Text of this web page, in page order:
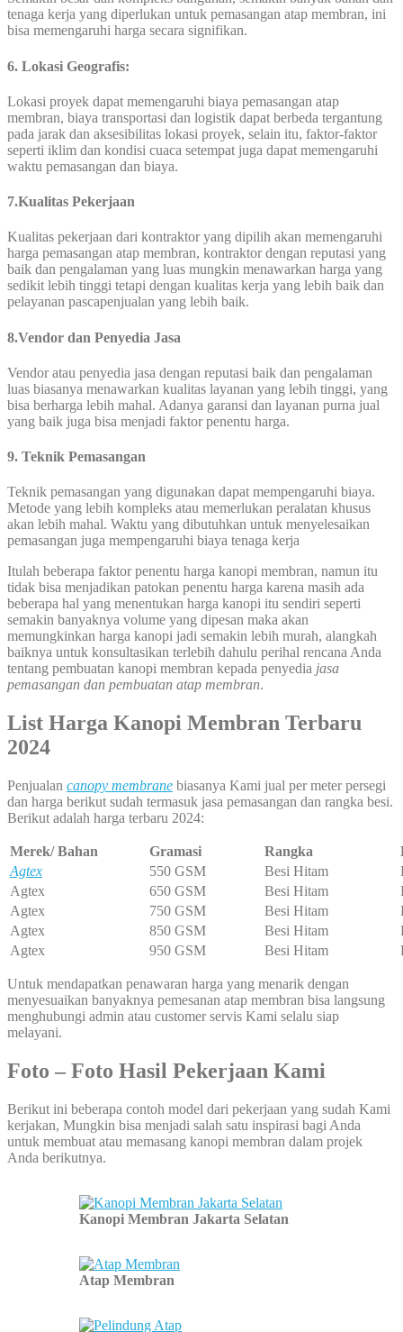
tenaga kerja yang diperlukan untuk pemasangan atap membran, ini
bisa memengaruhi harga secara signifikan.
6. Lokasi Geografis:
Lokasi proyek dapat memengaruhi biaya pemasangan atap
membran, biaya transportasi dan logistik dapat berbeda tergantung
pada jarak dan aksesibilitas lokasi proyek, selain itu, faktor-faktor
seperti iklim dan kondisi cuaca setempat juga dapat memengaruhi
waktu pemasangan dan biaya.
7.Kualitas Pekerjaan
Kualitas pekerjaan dari kontraktor yang dipilih akan memengaruhi
harga pemasangan atap membran, kontraktor dengan reputasi yang
baik dan pengalaman yang luas mungkin menawarkan harga yang
sedikit lebih tinggi tetapi dengan kualitas kerja yang lebih baik dan
pelayanan pascapenjualan yang lebih baik.
8.Vendor dan Penyedia Jasa
Vendor atau penyedia jasa dengan reputasi baik dan pengalaman
luas biasanya menawarkan kualitas layanan yang lebih tinggi, yang
bisa berharga lebih mahal. Adanya garansi dan layanan purna jual
yang baik juga bisa menjadi faktor penentu harga.
9. Teknik Pemasangan
Teknik pemasangan yang digunakan dapat mempengaruhi biaya.
Metode yang lebih kompleks atau memerlukan peralatan khusus
akan lebih mahal. Waktu yang dibutuhkan untuk menyelesaikan
pemasangan juga mempengaruhi biaya tenaga kerja
Itulah beberapa faktor penentu harga kanopi membran, namun itu
tidak bisa menjadikan patokan penentu harga karena masih ada
beberapa hal yang menentukan harga kanopi itu sendiri seperti
semakin banyaknya volume yang dipesan maka akan
memungkinkan harga kanopi jadi semakin lebih murah, alangkah
baiknya untuk konsultasikan terlebih dahulu perihal rencana Anda
tentang pembuatan kanopi membran kepada penyedia jasa
pemasangan dan pembuatan atap membran.
List Harga Kanopi Membran Terbaru
2024
Penjualan canopy membrane biasanya Kami jual per meter persegi
dan harga berikut sudah termasuk jasa pemasangan dan rangka besi.
Berikut adalah harga terbaru 2024:
Merek/ Bahan Gramasi Rangka
Agtex
550 GSM Besi Hitam
Agtex
650 GSM Besi Hitam
Agtex
750 GSM Besi Hitam
Agtex
850 GSM Besi Hitam
Agtex
950 GSM Besi Hitam
Untuk mendapatkan penawaran harga yang menarik dengan
menyesuaikan banyaknya pemesanan atap membran bisa langsung
menghubungi admin atau customer servis Kami selalu siap
melayani.
Foto – Foto Hasil Pekerjaan Kami
Berikut ini beberapa contoh model dari pekerjaan yang sudah Kami
kerjakan, Mungkin bisa menjadi salah satu inspirasi bagi Anda
untuk membuat atau memasang kanopi membran dalam projek
Anda berikutnya.
Kanopi Membran Jakarta Selatan
Atap Membran